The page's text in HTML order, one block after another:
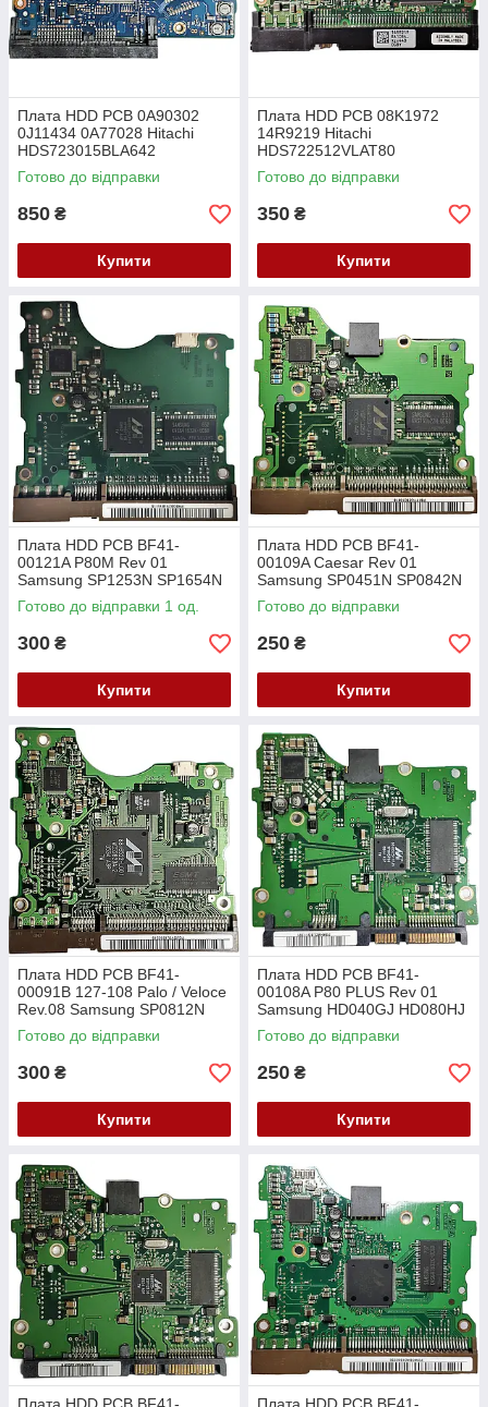
Плата HDD PCB 0A90302
0J11434 0A77028 Hitachi
HDS723015BLA642
HDS723020BLA642
Готово до відправки
850 ₴
Купити
Плата HDD PCB 08K1972
14R9219 Hitachi
HDS722512VLAT80
HDS722516VLAT80
HDS722525VLAT80
Готово до відправки
350 ₴
Купити
Плата HDD PCB BF41-
00121A P80M Rev 01
Samsung SP1253N SP1654N
Готово до відправки 1 од.
300 ₴
Купити
Плата HDD PCB BF41-
00109A Caesar Rev 01
Samsung SP0451N SP0842N
Готово до відправки
250 ₴
Купити
Плата HDD PCB BF41-
00091B 127-108 Palo / Veloce
Rev.08 Samsung SP0812N
SP1213N SP1614N
Готово до відправки
300 ₴
Купити
Плата HDD PCB BF41-
00108A P80 PLUS Rev 01
Samsung HD040GJ HD080HJ
Готово до відправки
250 ₴
Купити